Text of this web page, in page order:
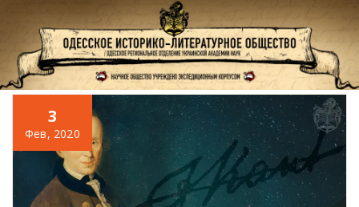
содержимому
3
Фев, 2020